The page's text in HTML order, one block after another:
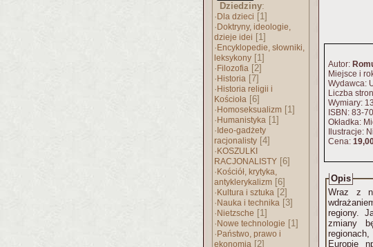
Dziedziny:
· Dla dzieci [1]
· Doktryny, ideologie,
dzieje idei [1]
· Encyklopedie, słowniki,
leksykony [1]
· Filozofia [2]
· Historia [7]
· Historia religii i
Kościoła [6]
· Homoseksualizm [1]
· Humanistyka [1]
· Ideo-gadżety
racjonalisty [4]
· KOSZULKI
RACJONALISTY [6]
· Kościół, krytyka,
antyklerykalizm [6]
· Kultura i sztuka [2]
· Nauka i technika [3]
· Nietzsche [1]
· Nowe technologie [1]
· Państwo, prawo i
ekonomia [2]
Autor:
Miejsce i
Wydawca:
Liczba
Wymiary:
ISBN: 83-
Okładka:
Ilustracje:
Cena:
Opis
Wraz z
regiony.
zmiany
Europie